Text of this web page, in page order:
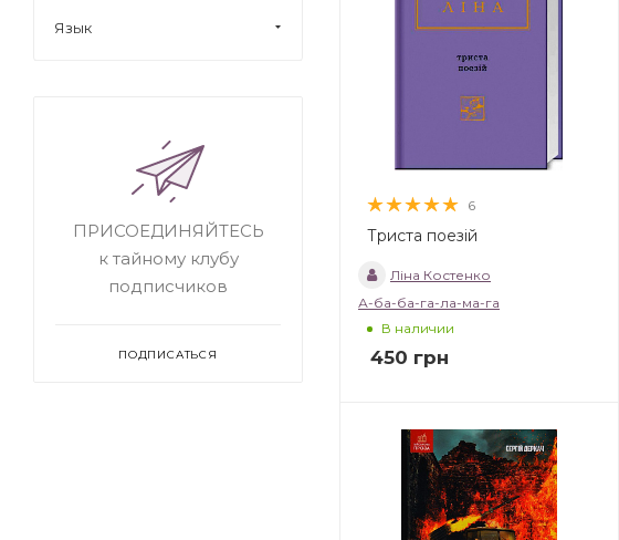
6
Триста поезій
Ліна Костенко
А-ба-ба-га-ла-ма-га
В наличии
450 грн
Язык
ПРИСОЕДИНЯЙТЕСЬ
к тайному клубу
подписчиков
ПОДПИСАТЬСЯ